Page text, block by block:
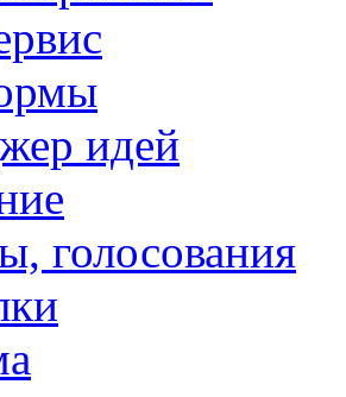
идей
голосования